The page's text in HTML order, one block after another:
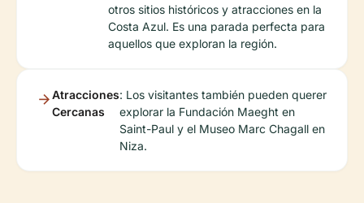
otros sitios históricos y atracciones en la
Costa Azul. Es una parada perfecta para
aquellos que exploran la región.
Atracciones
Cercanas
: Los visitantes también pueden querer
explorar la Fundación Maeght en
Saint-Paul y el Museo Marc Chagall en
Niza.